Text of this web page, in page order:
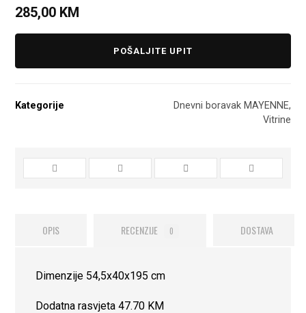
285,00 KM
POŠALJITE UPIT
Kategorije Dnevni boravak MAYENNE,
Vitrine
OPIS RECENZIJE 0 DOSTAVA
Dimenzije 54,5x40x195 cm
Dodatna rasvjeta 47.70 KM